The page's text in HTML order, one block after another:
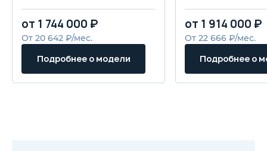
Датчик давления в шинах
Блокировка замков задних
дверей
Центральный замок
Сигнализация
Иммобилайзер
Рейлинги на крыше
от 1 744 000 ₽
От 20 642 ₽/мес.
Подробнее о модели
от 1 914 000 ₽
От 22 666 ₽/мес.
Подробнее о